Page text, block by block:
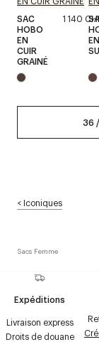
SAC
HOBO
EN
CUIR
GRAINÉ
1 140
EN
36 /
<Iconiques
Sacs Femme
Expéditions
Livraison express
Droits de douane